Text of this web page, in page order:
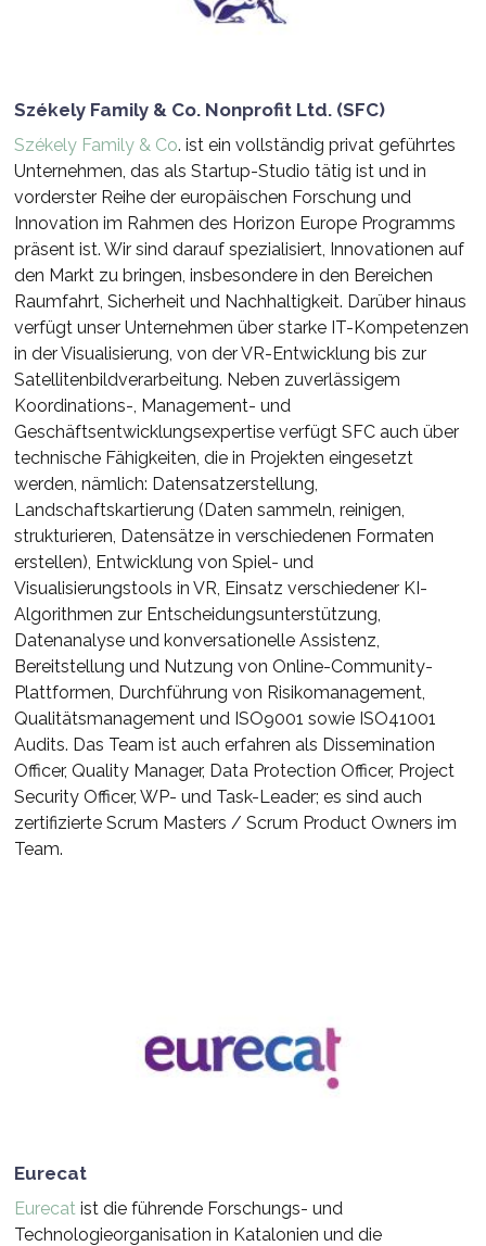
Székely Family & Co. Nonprofit Ltd. (SFC)
Székely Family & Co. ist ein vollständig privat geführtes
Unternehmen, das als Startup-Studio tätig ist und in
vorderster Reihe der europäischen Forschung und
Innovation im Rahmen des Horizon Europe Programms
präsent ist. Wir sind darauf spezialisiert, Innovationen auf
den Markt zu bringen, insbesondere in den Bereichen
Raumfahrt, Sicherheit und Nachhaltigkeit. Darüber hinaus
verfügt unser Unternehmen über starke IT-Kompetenzen
in der Visualisierung, von der VR-Entwicklung bis zur
Satellitenbildverarbeitung. Neben zuverlässigem
Koordinations-, Management- und
Geschäftsentwicklungsexpertise verfügt SFC auch über
technische Fähigkeiten, die in Projekten eingesetzt
werden, nämlich: Datensatzerstellung,
Landschaftskartierung (Daten sammeln, reinigen,
strukturieren, Datensätze in verschiedenen Formaten
erstellen), Entwicklung von Spiel- und
Visualisierungstools in VR, Einsatz verschiedener KI-
Algorithmen zur Entscheidungsunterstützung,
Datenanalyse und konversationelle Assistenz,
Bereitstellung und Nutzung von Online-Community-
Plattformen, Durchführung von Risikomanagement,
Qualitätsmanagement und ISO9001 sowie ISO41001
Audits. Das Team ist auch erfahren als Dissemination
Officer, Quality Manager, Data Protection Officer, Project
Security Officer, WP- und Task-Leader; es sind auch
zertifizierte Scrum Masters / Scrum Product Owners im
Team.
Eurecat
Eurecat ist die führende Forschungs- und
Technologieorganisation in Katalonien und die